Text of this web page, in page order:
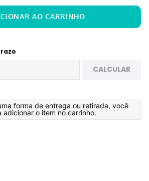
CALCULAR
forma de entrega ou retirada, você
adicionar o item no carrinho.